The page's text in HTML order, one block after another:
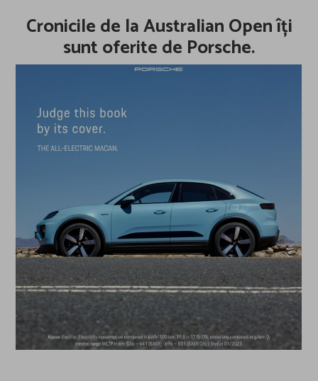
Cronicile de la Australian Open îți
sunt oferite de Porsche.